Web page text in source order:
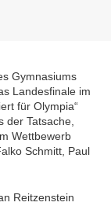
Gymnasiums
Landesfinale im
für Olympia“
der Tatsache,
Wettbewerb
Schmitt, Paul
Reitzenstein